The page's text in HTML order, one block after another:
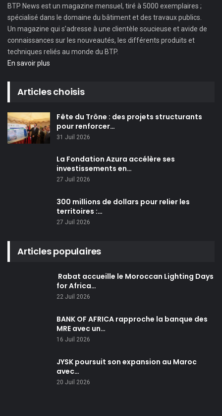
BTP News est un magazine mensuel, tiré à 5000 exemplaires ;
spécialisé dans le domaine du bâtiment et des travaux publics.
Un magazine qui s’adresse à une clientèle soucieuse et avide de
connaissances sur les nouveautés, les différents produits et
techniques reliés au monde du BTP.
En savoir plus
Articles choisis
Fête du Trône : des projets structurants
pour renforcer…
31 Juil 2026
La Fondation Azura accélère ses
investissements en…
27 Juil 2026
300 millions de dollars pour relier les
territoires :…
27 Juil 2026
Articles populaires
Rabat accueille le Moroccan Lighting Days
for Africa…
22 Juil 2026
BANK OF AFRICA rapproche la banque des
MRE avec un…
16 Juil 2026
JYSK poursuit son expansion au Maroc
avec…
20 Juil 2026